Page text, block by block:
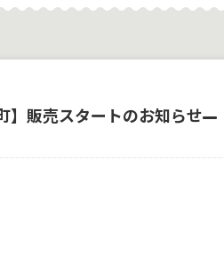
】販売スタートのお知らせ